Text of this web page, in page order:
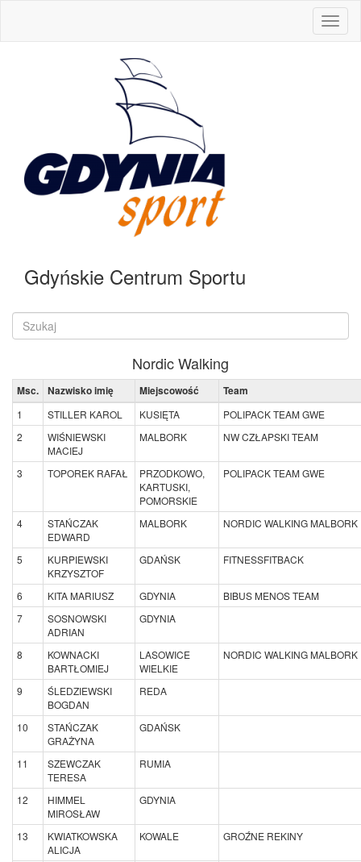
:
Gdyńskie Centrum Sportu
Nordic Walking
Msc. Nazwisko imię Miejscowość Team
1 STILLER KAROL KUSIĘTA
POLIPACK TEAM GWE
2
WIŚNIEWSKI
MACIEJ
MALBORK NW CZŁAPSKI TEAM
3 TOPOREK RAFAŁ
PRZODKOWO,
KARTUSKI,
POMORSKIE
POLIPACK TEAM GWE
4
STAŃCZAK
EDWARD
MALBORK NORDIC WALKING MALBORK
5
KURPIEWSKI
KRZYSZTOF
GDAŃSK FITNESSFITBACK
6 KITA MARIUSZ GDYNIA
BIBUS MENOS TEAM
7
SOSNOWSKI
ADRIAN
GDYNIA
8
KOWNACKI
BARTŁOMIEJ
LASOWICE
WIELKIE
NORDIC WALKING MALBORK
9
ŚLEDZIEWSKI
BOGDAN
REDA
10
STAŃCZAK
GRAŻYNA
GDAŃSK
11
SZEWCZAK
TERESA
RUMIA
12
HIMMEL
MIROSŁAW
GDYNIA
13
KWIATKOWSKA
ALICJA
KOWALE GROŹNE REKINY